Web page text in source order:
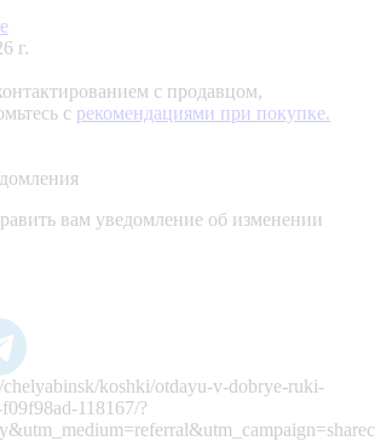
г.
с продавцом,
с рекомендациями при покупке.
вам уведомление об изменении
chelyabinsk/koshki/otdayu-v-dobrye-ruki-
118167/?